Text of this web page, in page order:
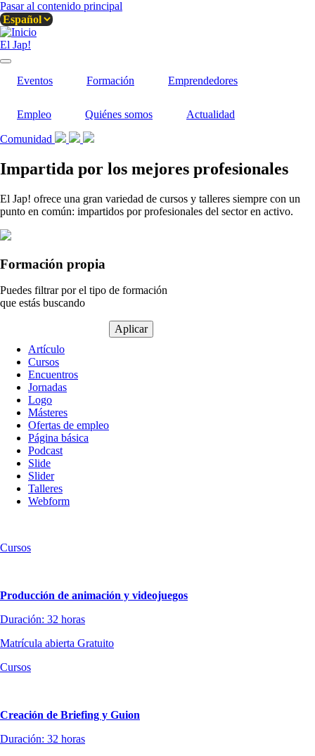
Pasar al contenido principal
El Jap!
Eventos Formación Emprendedores
Empleo Quiénes somos Actualidad
Comunidad
Impartida por los mejores profesionales
El Jap! ofrece una gran variedad de cursos y talleres siempre con un
punto en común: impartidos por profesionales del sector en activo.
Formación propia
Puedes filtrar por el tipo de formación
que estás buscando
contenido
Artículo
Cursos
Encuentros
Jornadas
Logo
Másteres
Ofertas de empleo
Página básica
Podcast
Slide
Slider
Talleres
Webform
Cursos
Producción de animación y videojuegos
Duración: 32 horas
Matrícula abierta Gratuito
Cursos
Creación de Briefing y Guion
Duración: 32 horas